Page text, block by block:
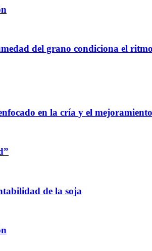
del grano condiciona el
en la cría y el
de la soja